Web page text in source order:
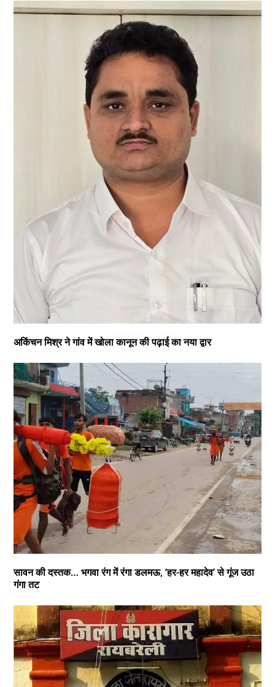
अकिंचन मिश्र ने गांव में खोला कानून की पढ़ाई का नया द्वार
सावन की दस्तक… भगवा रंग में रंगा डलमऊ, ‘हर-हर महादेव’ से गूंज उठा
गंगा तट